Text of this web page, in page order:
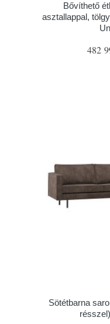
Bővíthető
asztallappal,
482
Sötétbarna